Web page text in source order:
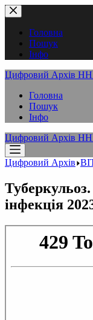
Перейти
до
вмістуГоловна
Пошук
Інфо
Цифровий Архів
Головна
Пошук
Інфо
Цифровий Архів
Цифровий Архів
інфекція